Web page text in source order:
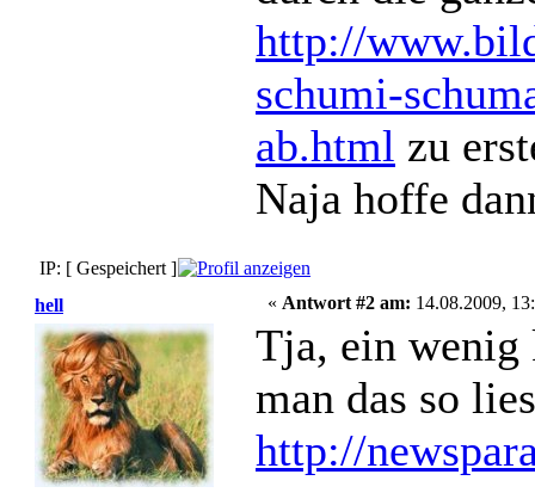
http://
schumi-
ab.html zu
Naja hoffe
IP: [ Gespeichert ]
hell
« Antwort #2 am: 14.08.2009,
Tja, ein wenig
man das so
http://